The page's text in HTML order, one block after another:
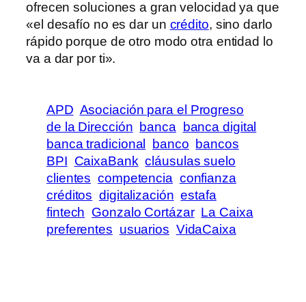
ofrecen soluciones a gran velocidad ya que
«el desafío no es dar un crédito, sino darlo
rápido porque de otro modo otra entidad lo
va a dar por ti».
APD Asociación para el Progreso
de la Dirección banca banca digital
banca tradicional banco bancos
BPI CaixaBank cláusulas suelo
clientes competencia confianza
créditos digitalización estafa
fintech Gonzalo Cortázar La Caixa
preferentes usuarios VidaCaixa